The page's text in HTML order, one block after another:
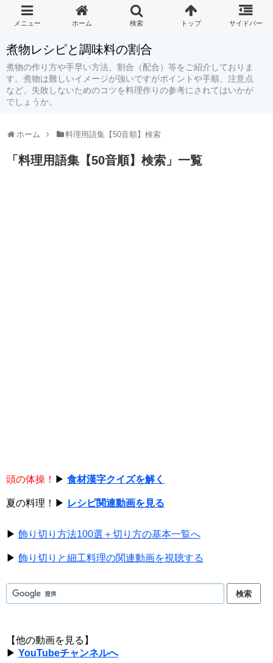
煮物レシピと調味料の割合
煮物の作り方や手早い方法、割合（配合）等をご紹介しておりま
す。煮物は難しいイメージが強いですがポイントや手順、注意点
など、失敗しないためのコツを料理作りの参考にされてはいかが
でしょうか。
ホーム 料理用語集【50音順】検索
「 料理用語集【50音順】検索 」 一覧
頭の体操！ ▶ 食材漢字クイズを解く
夏の料理！▶ レシピ関連動画を見る
▶ 飾り切り方法100選＋切り方の基本一覧へ
▶ 飾り切りと細工料理の関連動画を視聴する
【他の動画を見る】
▶ YouTubeチャンネルへ